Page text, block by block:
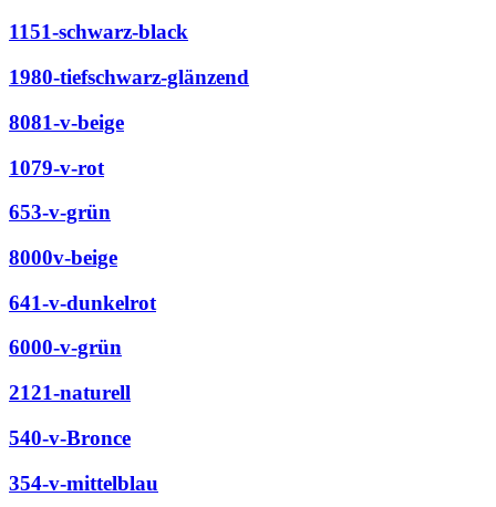
1151-schwarz-black
1980-tiefschwarz-glänzend
8081-v-beige
1079-v-rot
653-v-grün
8000v-beige
641-v-dunkelrot
6000-v-grün
2121-naturell
540-v-Bronce
354-v-mittelblau